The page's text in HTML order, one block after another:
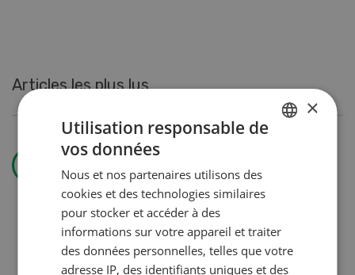
Articles les plus lus
Production animale
Belles et
bien
gestantes
×
Utilisation responsable de
vos données
Nous et nos partenaires utilisons des
cookies et des technologies similaires
pour stocker et accéder à des
informations sur votre appareil et traiter
des données personnelles, telles que votre
adresse IP, des identifiants uniques et des